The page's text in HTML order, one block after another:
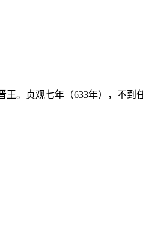
。贞观七年（633年），不到